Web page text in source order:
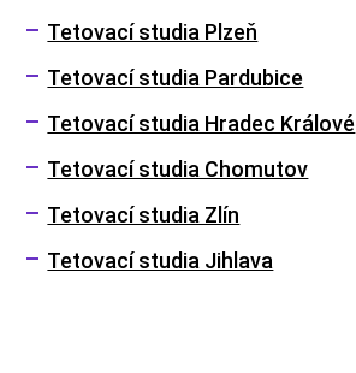
Tetovací studia Plzeň
Tetovací studia Pardubice
Tetovací studia Hradec Králové
Tetovací studia Chomutov
Tetovací studia Zlín
Tetovací studia Jihlava